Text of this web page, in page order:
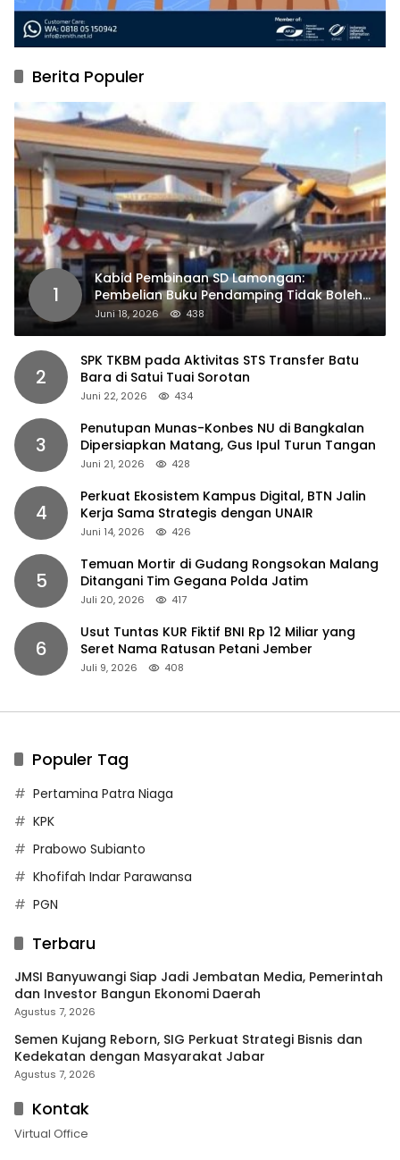
Berita Populer
1
Kabid Pembinaan SD Lamongan:
Pembelian Buku Pendamping Tidak Boleh
Dipaksakan
Juni 18, 2026 438
2
SPK TKBM pada Aktivitas STS Transfer Batu
Bara di Satui Tuai Sorotan
Juni 22, 2026 434
3
Penutupan Munas-Konbes NU di Bangkalan
Dipersiapkan Matang, Gus Ipul Turun Tangan
Juni 21, 2026 428
4
Perkuat Ekosistem Kampus Digital, BTN Jalin
Kerja Sama Strategis dengan UNAIR
Juni 14, 2026 426
5
Temuan Mortir di Gudang Rongsokan Malang
Ditangani Tim Gegana Polda Jatim
Juli 20, 2026 417
6
Usut Tuntas KUR Fiktif BNI Rp 12 Miliar yang
Seret Nama Ratusan Petani Jember
Juli 9, 2026 408
Populer Tag
Pertamina Patra Niaga
KPK
Prabowo Subianto
Khofifah Indar Parawansa
PGN
Terbaru
JMSI Banyuwangi Siap Jadi Jembatan Media, Pemerintah
dan Investor Bangun Ekonomi Daerah
Agustus 7, 2026
Semen Kujang Reborn, SIG Perkuat Strategi Bisnis dan
Kedekatan dengan Masyarakat Jabar
Agustus 7, 2026
Kontak
Virtual Office